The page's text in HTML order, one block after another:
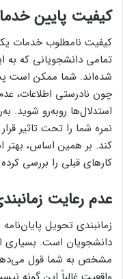
کیفیت پایین
کیفیت نامطلوب خدمات
تمامی دانشجویانی که به
شده‌اند. شما ممکن است
چون نادرستی اطلاعات،
استدلال‌ها روبه‌رو شوید.
نمره شما را تحت تاثیر
کند. بر همین اساس،
کارهای قبلی را بررسی
عدم رعایت
زمانبندی تحویل
دانشجویان است. بسیاری
مشخص به شما قول می‌دهند